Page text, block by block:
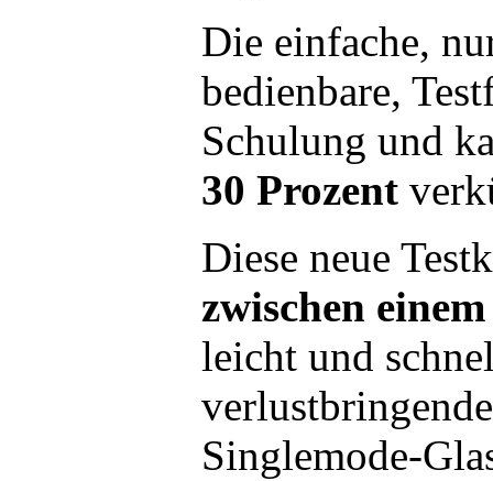
Die einfache,
bedienbare,
Schulung und
30 Prozent
Diese neue
zwischen
leicht und
Singlemode-